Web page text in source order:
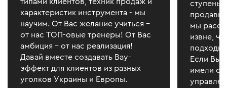
типами клиентов, техник продаж и
характеристик инструмента - мы
научим. От Вас желание учиться –
от нас ТОП-овые тренеры! От Вас
амбиция – от нас реализация!
Давай вместе создавать Вау-
эффект для клиентов из разных
уголков Украины и Европы.
ступень
мы
извне,
подходы
Если Вы
имели